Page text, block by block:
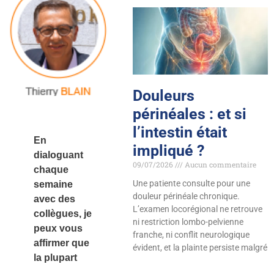
En
dialoguant
chaque
semaine
avec des
collègues, je
peux vous
affirmer que
la plupart
Douleurs
périnéales : et si
l’intestin était
impliqué ?
09/07/2026
Aucun commentaire
Une patiente consulte pour une
douleur périnéale chronique.
L’examen locorégional ne retrouve
ni restriction lombo-pelvienne
franche, ni conflit neurologique
évident, et la plainte persiste malgré